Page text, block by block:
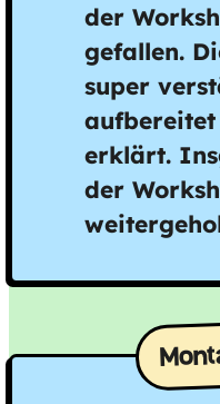
der
gefallen.
super
erklärt.
der